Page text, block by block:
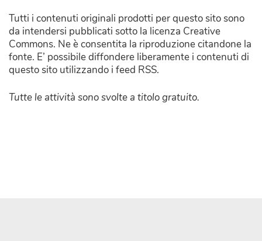
Tutti i contenuti originali prodotti per questo sito sono
da intendersi pubblicati sotto la licenza Creative
Commons. Ne è consentita la riproduzione citandone la
fonte. E’ possibile diffondere liberamente i contenuti di
questo sito utilizzando i feed RSS.
Tutte le attività sono svolte a titolo gratuito.